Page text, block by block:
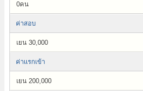
0คน
ค่าสอบ
เยน 30,000
ค่าแรกเข้า
เยน 200,000